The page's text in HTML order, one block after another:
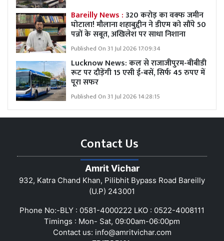
Bareilly News :320 करोड़ का वक्फ जमीन
घोटाला! मौलाना शहाबुद्दीन ने डीएम को सौंपे 50
पन्नों के सबूत, अखिलेश पर साधा निशाना
Published On 31 Jul 2026 17:09:34
Lucknow News:कल से राजाजीपुरम-बीबीडी
रूट पर दौड़ेंगी 15 एसी ई-बसें, सिर्फ 45 रुपए में
पूरा सफर
Published On 31 Jul 2026 14:28:15
Contact Us
Amrit Vichar
932, Katra Chand Khan, Pilibhit Bypass Road Bareilly
(U.P) 243001
Phone No:-BLY : 0581-4000222 LKO : 0522-4008111
Timings : Mon- Sat, 09:00am-06:00pm
Contact us: info@amritvichar.com